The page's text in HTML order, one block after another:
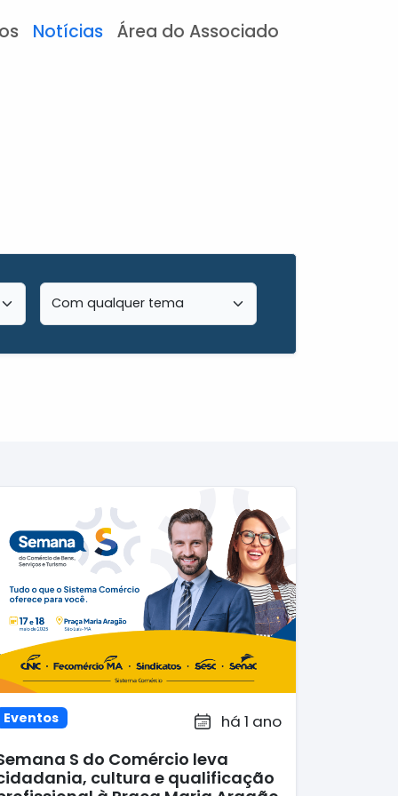
Notícias Área do Associado
Eventos há 1 ano
S do Comércio leva
cultura e qualificação